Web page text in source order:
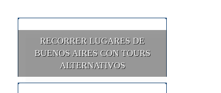
RECORRER LUGARES DE
BUENOS AIRES CON TOURS
ALTERNATIVOS